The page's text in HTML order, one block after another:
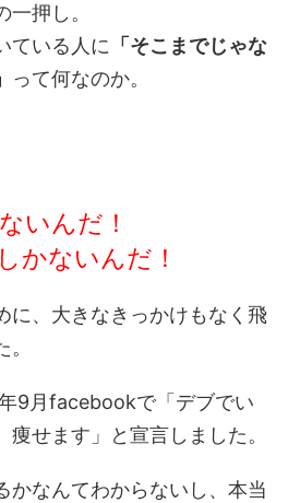
押し。
ている人に 「そこまでじゃな
って何なのか。
いんだ！
かないんだ！
に、大きなきっかけもなく飛
9月facebookで「デブでい
痩せます」と宣言しました。
かなんてわからないし、本当